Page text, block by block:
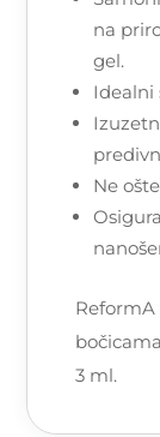
na
gel.
Idealni
Ne
3 ml.